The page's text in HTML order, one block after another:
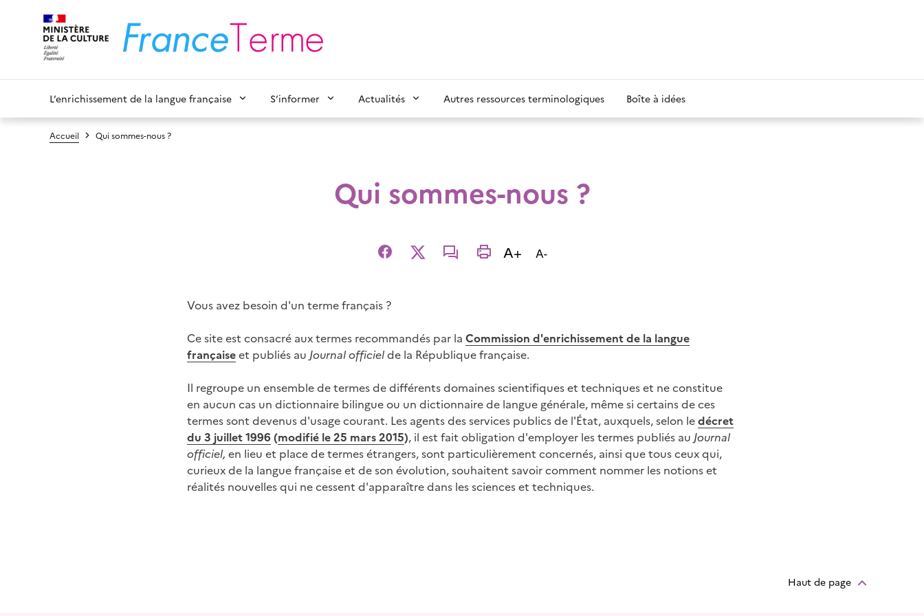
L’enrichissement de la langue française S’informer Actualités Autres ressources terminologiques Boîte à idées
Accueil Qui sommes-nous ?
Qui sommes-nous ?
Facebook
X email imprimer
A+ Augmenter la taille de police
A-Diminuer la taille de police
Vous avez besoin d'un terme français ?
Ce site est consacré aux termes recommandés par la Commission d'enrichissement de la langue
françaiseet publiés au Journal officielde la République française.
Il regroupe un ensemble de termes de différents domaines scientifiques et techniques et ne constitue
en aucun cas un dictionnaire bilingue ou un dictionnaire de langue générale, même si certains de ces
termes sont devenus d'usage courant. Les agents des services publics de l'État, auxquels, selon ledécret
du 3 juillet 1996 (modifié le 25 mars 2015), il est fait obligation d'employer les termes publiés au Journal
officiel, en lieu et place de termes étrangers, sont particulièrement concernés, ainsi que tous ceux qui,
curieux de la langue française et de son évolution, souhaitent savoir comment nommer les notions et
réalités nouvelles qui ne cessent d'apparaître dans les sciences et techniques.
Haut de page